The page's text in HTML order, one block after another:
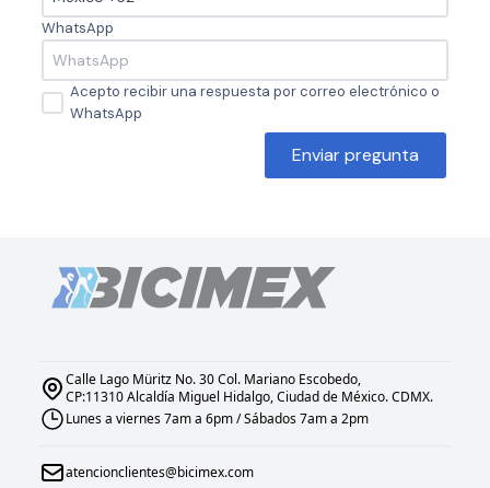
WhatsApp
Acepto recibir una respuesta por correo electrónico o
WhatsApp
Enviar pregunta
Calle Lago Müritz No. 30 Col. Mariano Escobedo,
CP:11310 Alcaldía Miguel Hidalgo, Ciudad de México. CDMX.
Lunes a viernes 7am a 6pm / Sábados 7am a 2pm
atencionclientes@bicimex.com